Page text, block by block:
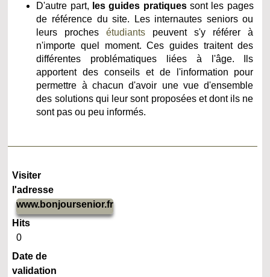
D'autre part, les guides pratiquessont les pages
de référence du site. Les internautes seniors ou
leurs prochesétudiants peuvent s'y référer à
n'importe quel moment. Ces guides traitent des
différentes problématiques liées à l'âge. Ils
apportent des conseils et de l'information pour
permettre à chacun d'avoir une vue d'ensemble
des solutions qui leur sont proposées et dont ils ne
sont pas ou peu informés.
Visiter
l'adresse
www.bonjoursenior.fr
Hits
0
Date de
validation